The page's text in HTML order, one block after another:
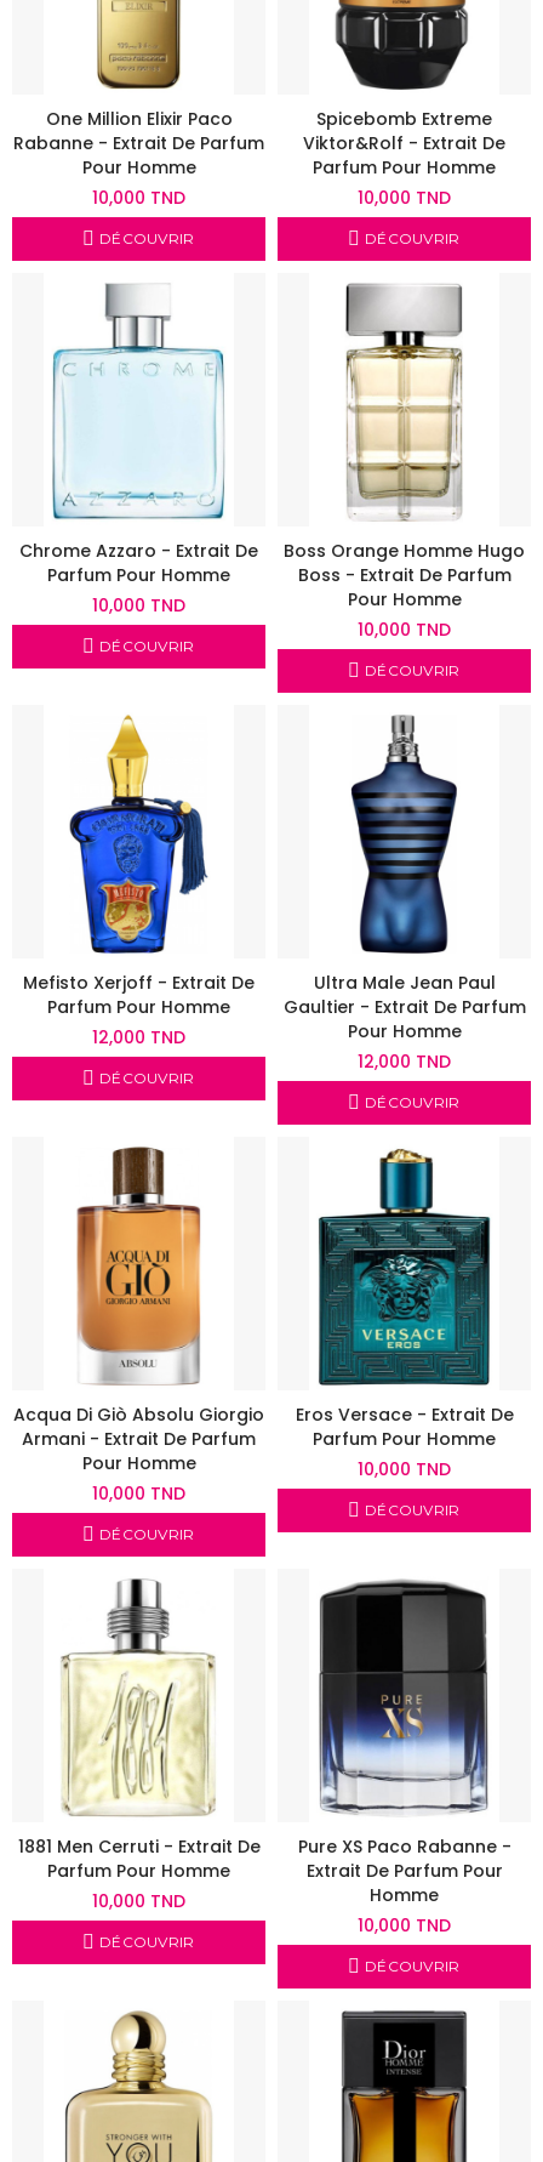
One Million Elixir Paco
Rabanne - Extrait De Parfum
Pour Homme
10,000 TND
DÉCOUVRIR
Spicebomb Extreme
Viktor&Rolf - Extrait De
Parfum Pour Homme
10,000 TND
DÉCOUVRIR
Chrome Azzaro - Extrait De
Parfum Pour Homme
10,000 TND
DÉCOUVRIR
Boss Orange Homme Hugo
Boss - Extrait De Parfum
Pour Homme
10,000 TND
DÉCOUVRIR
Mefisto Xerjoff - Extrait De
Parfum Pour Homme
12,000 TND
DÉCOUVRIR
Ultra Male Jean Paul
Gaultier - Extrait De Parfum
Pour Homme
12,000 TND
DÉCOUVRIR
Acqua Di Giò Absolu Giorgio
Armani - Extrait De Parfum
Pour Homme
10,000 TND
DÉCOUVRIR
Eros Versace - Extrait De
Parfum Pour Homme
10,000 TND
DÉCOUVRIR
1881 Men Cerruti - Extrait De
Parfum Pour Homme
10,000 TND
DÉCOUVRIR
Pure XS Paco Rabanne -
Extrait De Parfum Pour
Homme
10,000 TND
DÉCOUVRIR